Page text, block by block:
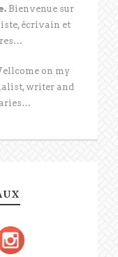
Bienvenue sur
écrivain et
on my
writer and